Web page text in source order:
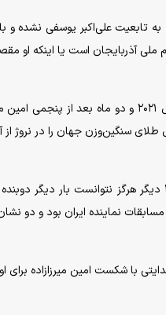
آذربایجان است یا اینکه او
طلای سنگین‌وزن جهان را در نروژ
مسابقات نماینده ایران بود و دو
با شکست امین میرزازاده